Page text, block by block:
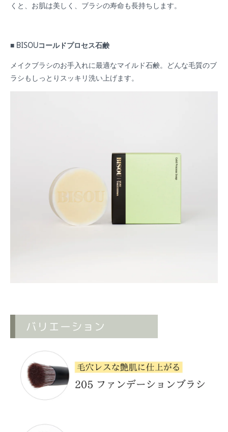
くと、お肌は美しく、ブラシの寿命も長持ちします。
■ BISOUコールドプロセス石鹸
メイクブラシのお手入れに最適なマイルド石鹸。どんな毛質のブ
ラシもしっとりスッキリ洗い上げます。